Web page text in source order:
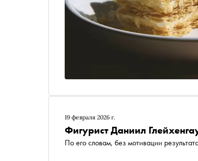
19 февраля 2026 г.
Фигурист Даниил
По его словам, без мотивации